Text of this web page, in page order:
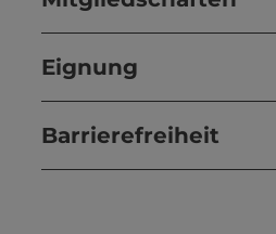
Eignung
Barrierefreiheit